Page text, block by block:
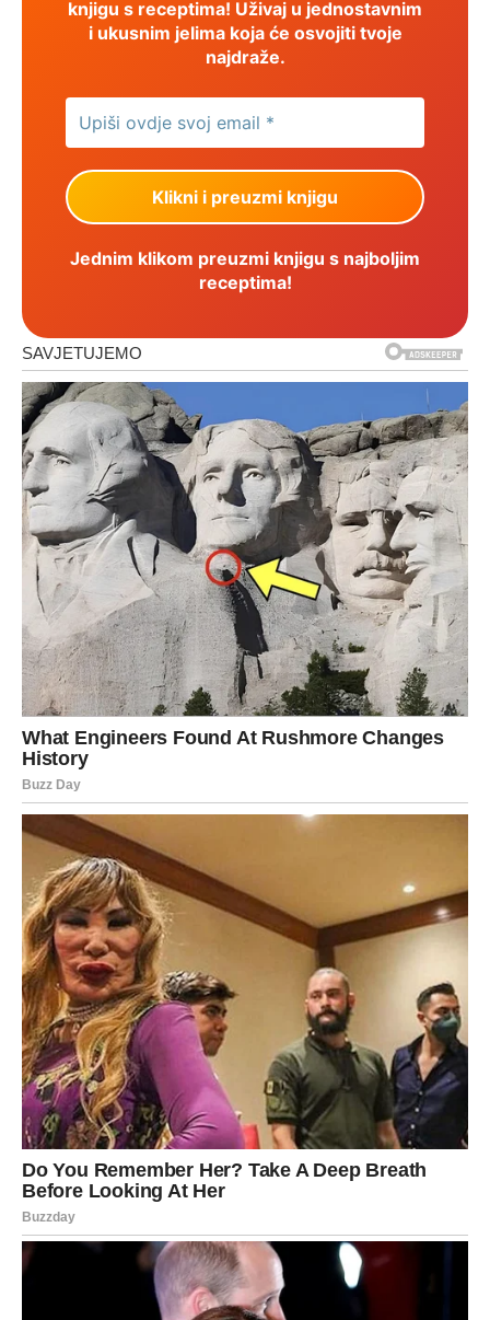
knjigu s receptima! Uživaj u jednostavnim
i ukusnim jelima koja će osvojiti tvoje
najdraže.
Jednim klikom preuzmi knjigu s najboljim
receptima!